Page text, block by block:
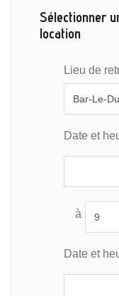
Sélectionner
location
Lieu de
Date et
à
Date et